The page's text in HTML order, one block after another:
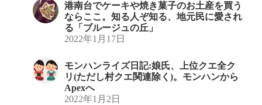
港南台でケーキや焼き菓子のお土産を買う
ならここ。知る人ぞ知る、地元民に愛され
る「ブルージュの丘」
2022年1月17日
モンハンライズ日記:娘氏、上位クエ全ク
リ(ただし村クエ関連除く)。モンハンから
Apexへ
2022年1月2日